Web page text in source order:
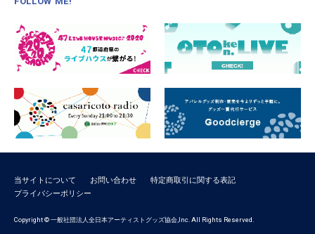
当サイトについて お問い合わせ
特定商取引に関する表記
プライバシーポリシー
Copyright © 一般社団法人全日本アーティストグッズ協会,Inc. All Rights Reserved.